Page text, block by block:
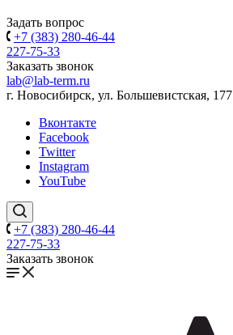
Задать вопрос
+7 (383) 280-46-44
227-75-33
Заказать звонок
lab@lab-term.ru
г. Новосибирск, ул. Большевистская, 177
Вконтакте
Facebook
Twitter
Instagram
YouTube
+7 (383) 280-46-44
227-75-33
Заказать звонок